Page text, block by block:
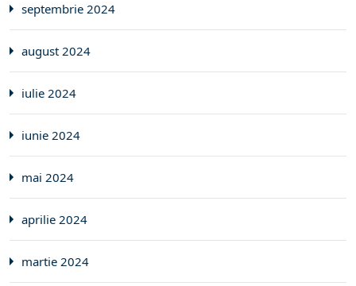
septembrie 2024
august 2024
iulie 2024
iunie 2024
mai 2024
aprilie 2024
martie 2024